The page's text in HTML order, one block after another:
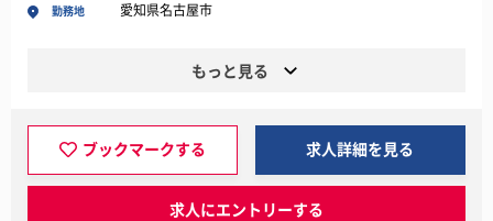
勤務地 愛知県名古屋市
もっと見る
ブックマークする 求人詳細を見る
求人にエントリーする